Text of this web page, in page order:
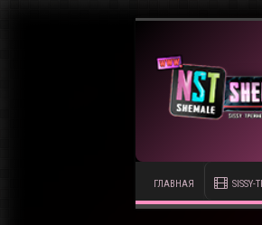
ГЛАВНАЯ